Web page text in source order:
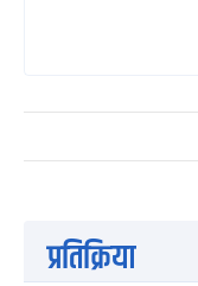
प्रतिक्रिया